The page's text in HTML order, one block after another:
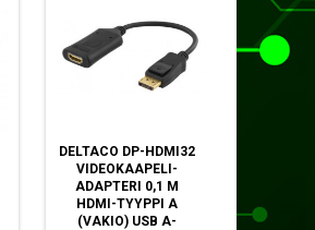
DELTACO DP-HDMI32
VIDEOKAAPELI-
ADAPTERI 0,1 M
HDMI-TYYPPI A
(VAKIO) USB A-
(VAKIO)